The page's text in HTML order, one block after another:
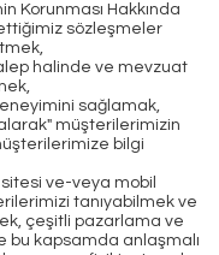
Korunması Hakkında
sözleşmeler
halinde ve mevzuat
sağlamak,
müşterilerimizin
bilgi
ve-veya mobil
tanıyabilmek ve
çeşitli pazarlama ve
bu kapsamda anlaşmalı